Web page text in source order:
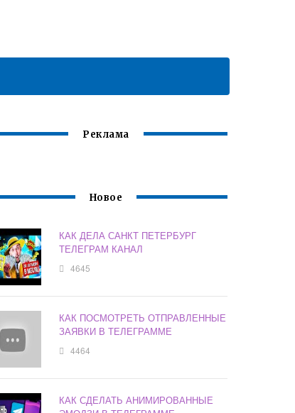
Реклама
Новое
КАК ДЕЛА САНКТ ПЕТЕРБУРГ
ТЕЛЕГРАМ КАНАЛ
4645
КАК ПОСМОТРЕТЬ ОТПРАВЛЕННЫЕ
ЗАЯВКИ В ТЕЛЕГРАММЕ
4464
КАК СДЕЛАТЬ АНИМИРОВАННЫЕ